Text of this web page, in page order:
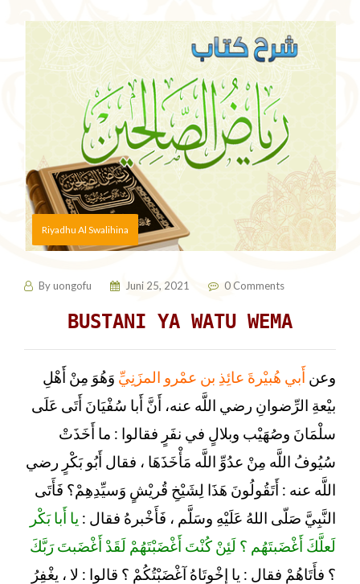
Riyadhu Al Swalihina
Byuongofu Juni 25, 2021 0 Comments
BUSTANI YA WATU WEMA
وعن أَبي هُبيْرةَ عائِذِ بن عمْرو المزَنِيِّ وَهُوَ مِنْ أَهْلِ
بيْعةِ الرِّضوانِ رضي اللَّه عنه، أَنَّ أَبا سُفْيَانَ أَتَى عَلَى
سلْمَانَ وصُهَيْب وبلالٍ في نفَرٍ فقالوا : ما أَخَذَتْ
سُيُوفُ اللَّه مِنْ عدُوِّ اللَّه مَأْخَذَهَا ، فقال أَبُو بَكْرٍ رضي
اللَّه عنه : أَتَقُولُونَ هَذَا لِشَيْخِ قُريْشٍ وَسيِّدِهِمْ؟ فَأَتَى
النَّبِيَّ صَلّى اللهُ عَلَيْهِ وسَلَّم ، فَأَخْبرهُ فقال : يا أَبا بَكْر
لَعلَّكَ أَغْضَبتَهُم ؟ لَئِنْ كُنْتَ أَغْضَبْتَهُمْ لَقَدْ أَغْضَبتَ رَبَّكَ
؟ فأَتَاهُمْ فقال : يا إِخْوتَاهُ آغْضَبْتُكُمْ ؟ قالوا : لا ، يغْفِرُ